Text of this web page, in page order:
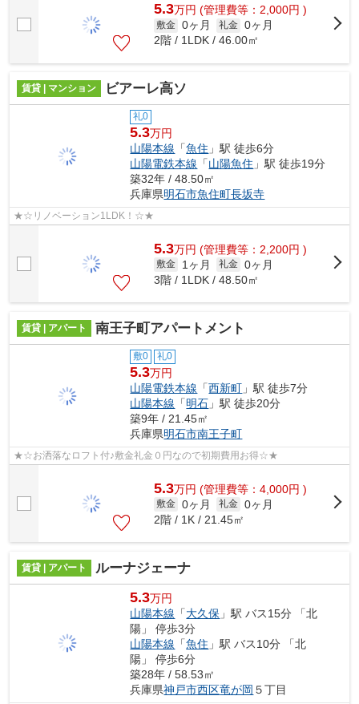
5.3万円 (管理費等：2,000円 )
敷金 0ヶ月 礼金 0ヶ月
2階 / 1LDK / 46.00㎡
賃貸 | マンション ビアーレ高ソ
礼0
5.3万円
山陽本線 「魚住 」駅 徒歩6分
山陽電鉄本線 「山陽魚住 」駅 徒歩19分
築32年 / 48.50㎡
兵庫県明石市魚住町長坂寺
★☆リノベーション1LDK！☆★
5.3万円 (管理費等：2,200円 )
敷金 1ヶ月 礼金 0ヶ月
3階 / 1LDK / 48.50㎡
賃貸 | アパート 南王子町アパートメント
敷0 礼0
5.3万円
山陽電鉄本線 「西新町 」駅 徒歩7分
山陽本線 「明石 」駅 徒歩20分
築9年 / 21.45㎡
兵庫県明石市南王子町
★☆お洒落なロフト付♪敷金礼金０円なので初期費用お得☆★
5.3万円 (管理費等：4,000円 )
敷金 0ヶ月 礼金 0ヶ月
2階 / 1K / 21.45㎡
賃貸 | アパート ルーナジェーナ
5.3万円
山陽本線 「大久保 」駅 バス15分 「北
陽」 停歩3分
山陽本線 「魚住 」駅 バス10分 「北
陽」 停歩6分
築28年 / 58.53㎡
兵庫県神戸市西区竜が岡 ５丁目